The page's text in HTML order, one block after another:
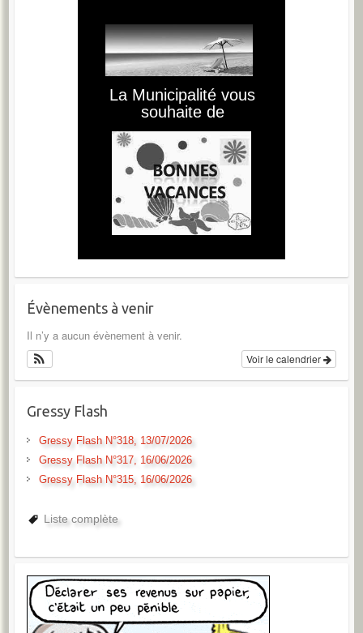
Évènements à venir
Il n’y a aucun évènement à venir.
Voir le calendrier
Gressy Flash
Gressy Flash N°318, 13/07/2026
Gressy Flash N°317, 16/06/2026
Gressy Flash N°315, 16/06/2026
Liste complète